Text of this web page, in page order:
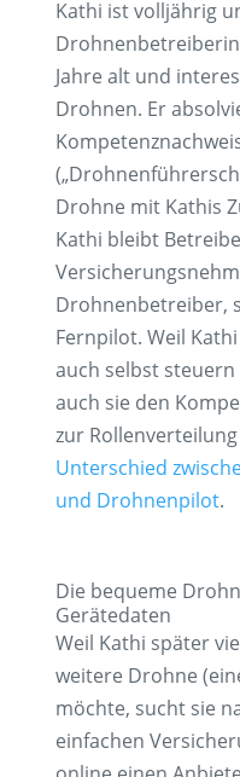
Kathi ist volljährig
Jahre alt und
Drohnen. Er
Drohne mit Kathis
Kathi bleibt
Drohnenbetreiber,
Fernpilot. Weil Kathi
auch selbst
auch sie den
zur
Unterschied
und Drohnenpilot.
Die bequeme
Gerätedaten
Weil Kathi später
weitere Drohne
möchte, sucht sie
einfachen